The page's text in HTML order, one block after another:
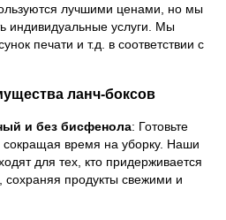
лучшими ценами, но мы
индивидуальные услуги. Мы
печати и т.д. в соответствии с
ланч-боксов
и без бисфенола: Готовьте
время на уборку. Наши
для тех, кто придерживается
сохраняя продукты свежими и